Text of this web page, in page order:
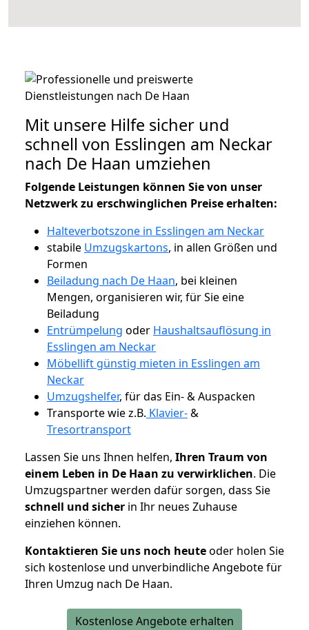
Mit unsere Hilfe sicher und
schnell von Esslingen am Neckar
nach De Haan umziehen
Folgende Leistungen können Sie von unser
Netzwerk zu erschwinglichen Preise erhalten:
Halteverbotszone in Esslingen am Neckar
stabile Umzugskartons, in allen Größen und
Formen
Beiladung nach De Haan, bei kleinen
Mengen, organisieren wir, für Sie eine
Beiladung
Entrümpelung oder Haushaltsauflösung in
Esslingen am Neckar
Möbellift günstig mieten in Esslingen am
Neckar
Umzugshelfer, für das Ein- & Auspacken
Transporte wie z.B. Klavier-&
Tresortransport
Lassen Sie uns Ihnen helfen, Ihren Traum von
einem Leben in De Haan zu verwirklichen. Die
Umzugspartner werden dafür sorgen, dass Sie
schnell und sicher in Ihr neues Zuhause
einziehen können.
Kontaktieren Sie uns noch heuteoder holen Sie
sich kostenlose und unverbindliche Angebote für
Ihren Umzug nach De Haan.
Kostenlose Angebote erhalten